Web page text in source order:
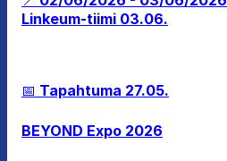
moduuliksi Linkeumiin.
Linkeum-tiimi 03.06.
📅 Tapahtuma 27.05.
BEYOND Expo 2026